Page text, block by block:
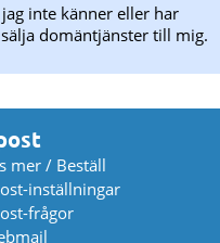
inte känner eller har
domäntjänster till mig.
mer / Beställ
inställningar
frågor